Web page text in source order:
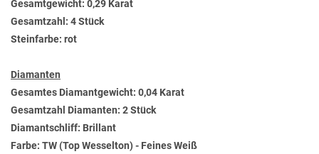
Gesamtgewicht: 0,29 Karat
Gesamtzahl: 4 Stück
Steinfarbe: rot
Diamanten
Gesamtes Diamantgewicht: 0,04 Karat
Gesamtzahl Diamanten: 2 Stück
Diamantschliff: Brillant
Farbe: TW (Top Wesselton) - Feines Weiß